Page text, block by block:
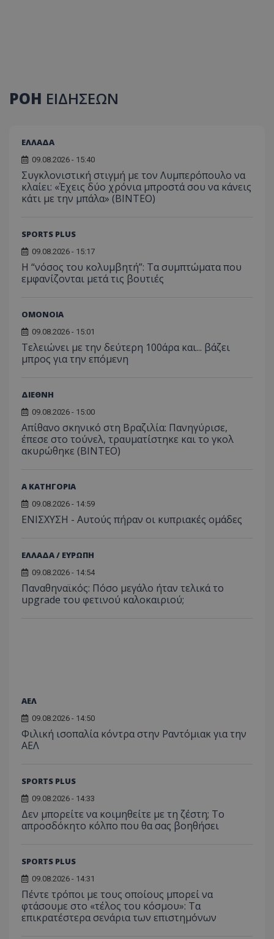
ΡΟΗ ΕΙΔΗΣΕΩΝ
ΕΛΛΑΔΑ
09.08.2026 - 15:40
Συγκλονιστική στιγμή με τον Λυμπερόπουλο να
κλαίει: «Έχεις δύο χρόνια μπροστά σου να κάνεις
κάτι με την μπάλα» (ΒΙΝΤΕΟ)
SPORTS PLUS
09.08.2026 - 15:17
Η “νόσος του κολυμβητή”: Τα συμπτώματα που
εμφανίζονται μετά τις βουτιές
ΟΜΟΝΟΙΑ
09.08.2026 - 15:01
Τελειώνει με την δεύτερη 100άρα και... βάζει
μπρος για την επόμενη
ΔΙΕΘΝΗ
09.08.2026 - 15:00
Απίθανο σκηνικό στη Βραζιλία: Πανηγύρισε,
έπεσε στο τούνελ, τραυματίστηκε και το γκολ
ακυρώθηκε (BINTEO)
Α ΚΑΤΗΓΟΡΙΑ
09.08.2026 - 14:59
ΕΝΙΣΧΥΣΗ - Αυτούς πήραν οι κυπριακές ομάδες
ΕΛΛΑΔΑ / ΕΥΡΩΠΗ
09.08.2026 - 14:54
Παναθηναϊκός: Πόσο μεγάλο ήταν τελικά το
upgrade του φετινού καλοκαιριού;
ΑΕΛ
09.08.2026 - 14:50
Φιλική ισοπαλία κόντρα στην Ραντόμιακ για την
ΑΕΛ
SPORTS PLUS
09.08.2026 - 14:33
Δεν μπορείτε να κοιμηθείτε με τη ζέστη; Το
απροσδόκητο κόλπο που θα σας βοηθήσει
SPORTS PLUS
09.08.2026 - 14:31
Πέντε τρόποι με τους οποίους μπορεί να
φτάσουμε στο «τέλος του κόσμου»: Τα
επικρατέστερα σενάρια των επιστημόνων